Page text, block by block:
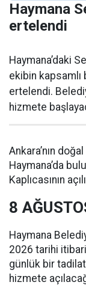
Haymana
ertelendi
Haymana’daki
ekibin
ertelendi.
hizmete
Ankara’nın
Haymana’da
Kaplıcasının
8
Haymana
2026 tarihi
günlük bir
hizmete